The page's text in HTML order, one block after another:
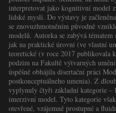
interpretovat jako kognitivní model
lidské mysli. Do výstavy je
se znovuzhmotněním původně
modelů. Autorka se zabývá
jak na praktické úrovni (ve vlastní
teoretické (v roce 2017 publikovala
podzim na Fakultě výtvarných
úspěšně obhájila disertační práci
postkonceptuálneho umenia). Z
vyplynuly čtyři základní kategorie
imerzivní model. Tyto kategorie
otevřené, vzájemně prostupné a